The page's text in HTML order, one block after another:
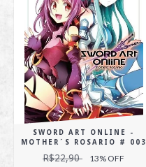
SWORD ART ONLINE -
MOTHER´S ROSARIO # 003
R$22,90 13% OFF